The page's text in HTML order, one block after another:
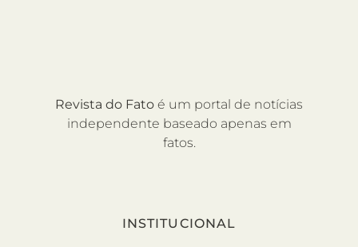
Revista do Fato é um portal de notícias
independente baseado apenas em
fatos.
INSTITUCIONAL